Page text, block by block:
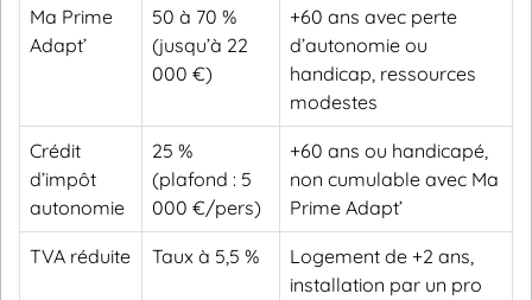
Ma Prime
Adapt’
50 à 70 %
(jusqu’à 22
000 €)
+60 ans avec perte
d’autonomie ou
handicap, ressources
modestes
Crédit
d’impôt
autonomie
25 %
(plafond : 5
000 €/pers)
+60 ans ou handicapé,
non cumulable avec Ma
Prime Adapt’
TVA réduite Taux à 5,5 %
Logement de +2 ans,
installation par un pro